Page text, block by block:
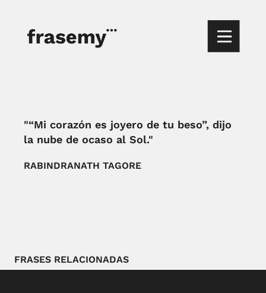
"“Mi corazón es joyero de tu beso”, dijo
la nube de ocaso al Sol."
RABINDRANATH TAGORE
FRASES RELACIONADAS